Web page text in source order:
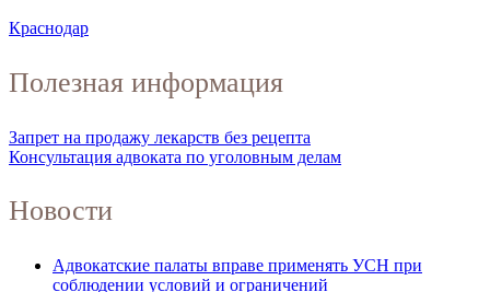
Краснодар
Полезная информация
Запрет на продажу лекарств без рецепта
Консультация адвоката по уголовным делам
Новости
Адвокатские палаты вправе применять УСН при
соблюдении условий и ограничений